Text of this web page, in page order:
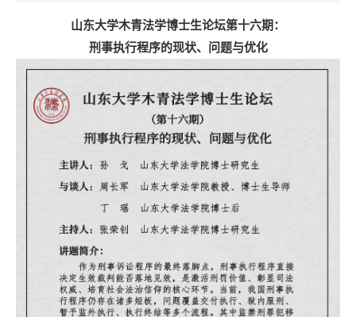
山东大学木青法学博士生论坛第十六期：
刑事执行程序的现状、问题与优化